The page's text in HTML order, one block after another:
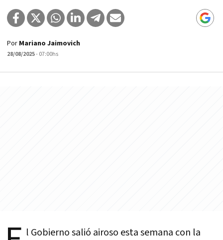
Por Mariano Jaimovich
28/08/2025- 07:00hs
l Gobierno salió airoso esta semana con la